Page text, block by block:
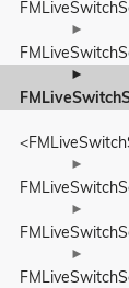
►
►
►
►
►